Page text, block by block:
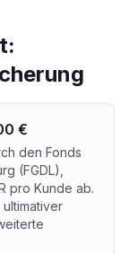
€
den Fonds
(FGDL),
pro Kunde ab.